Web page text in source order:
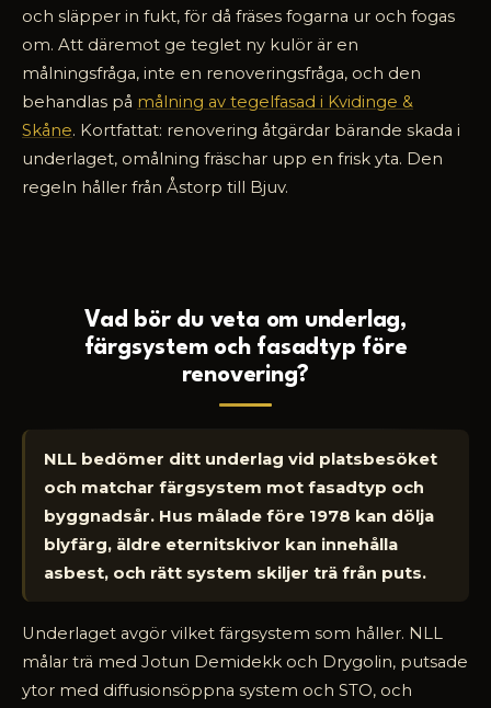
och släpper in fukt, för då fräses fogarna ur och fogas
om. Att däremot ge teglet ny kulör är en
målningsfråga, inte en renoveringsfråga, och den
behandlas på målning av tegelfasad i Kvidinge &
Skåne. Kortfattat: renovering åtgärdar bärande skada i
underlaget, omålning fräschar upp en frisk yta. Den
regeln håller från Åstorp till Bjuv.
Vad bör du veta om underlag,
färgsystem och fasadtyp före
renovering?
NLL bedömer ditt underlag vid platsbesöket
och matchar färgsystem mot fasadtyp och
byggnadsår. Hus målade före 1978 kan dölja
blyfärg, äldre eternitskivor kan innehålla
asbest, och rätt system skiljer trä från puts.
Underlaget avgör vilket färgsystem som håller. NLL
målar trä med Jotun Demidekk och Drygolin, putsade
ytor med diffusionsöppna system och STO, och